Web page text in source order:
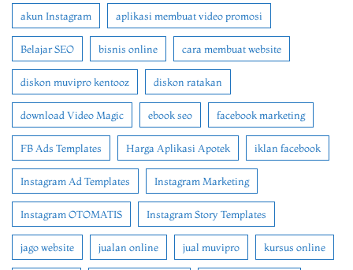
akun Instagram aplikasi membuat video promosi
Belajar SEO bisnis online cara membuat website
diskon muvipro kentooz diskon ratakan
download Video Magic ebook seo facebook marketing
FB Ads Templates Harga Aplikasi Apotek iklan facebook
Instagram Ad Templates Instagram Marketing
Instagram OTOMATIS Instagram Story Templates
jago website jualan online jual muvipro kursus online